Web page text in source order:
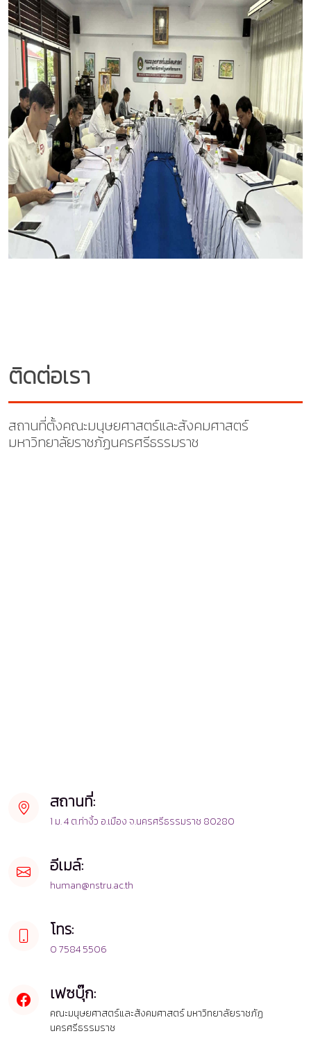
ติดต่อเรา
สถานที่ตั้งคณะมนุษยศาสตร์และสังคมศาสตร์
มหาวิทยาลัยราชภัฏนครศรีธรรมราช
สถานที่:
1 ม. 4 ต.ท่างิ้ว อ.เมือง จ.นครศรีธรรมราช 80280
อีเมล์:
human@nstru.ac.th
โทร:
0 7584 5506
เฟซบุ๊ก:
คณะมนุษยศาสตร์และสังคมศาสตร์ มหาวิทยาลัยราชภัฏ
นครศรีธรรมราช